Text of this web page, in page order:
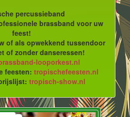
percussieband
brassband voor uw
feest!
of als opwekkend tussendoor
of zonder danseressen!
looporkest.nl
feesten: tropischefeesten.nl
tropisch-show.nl